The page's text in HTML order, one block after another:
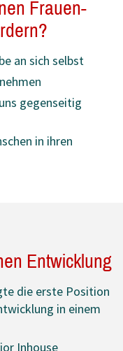
Frauen-
an sich selbst
gegenseitig
in ihren
Entwicklung
die erste Position
in einem
Inhouse